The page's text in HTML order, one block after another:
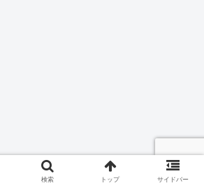
検索 トップ サイドバー